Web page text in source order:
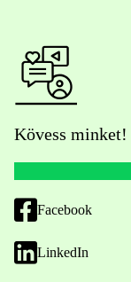
Kövess minket!
Facebook
LinkedIn